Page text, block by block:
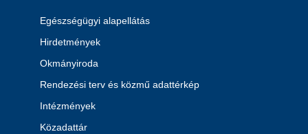
Egészségügyi alapellátás
Hirdetmények
Okmányiroda
Rendezési terv és közmű adattérkép
Intézmények
Közadattár